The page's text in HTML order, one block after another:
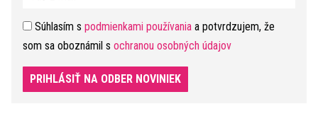
Súhlasím s podmienkami používania a potvrdzujem, že
som sa oboznámil s ochranou osobných údajov
PRIHLÁSIŤ NA ODBER NOVINIEK